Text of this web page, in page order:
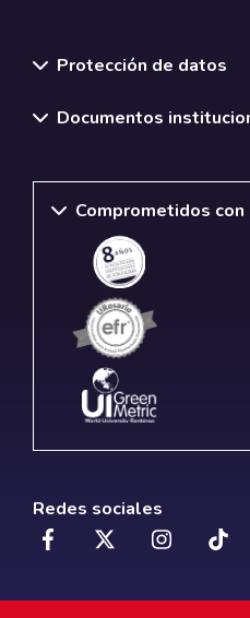
Protección de datos
Documentos
Comprometidos
Redes sociales